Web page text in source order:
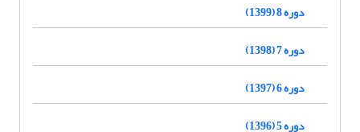
دوره 8 (1399)
دوره 7 (1398)
دوره 6 (1397)
دوره 5 (1396)